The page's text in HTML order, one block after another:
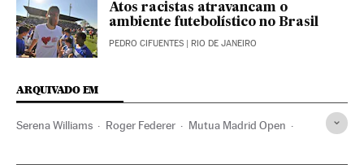
Atos racistas atravancam o
ambiente futebolístico no Brasil
PEDRO CIFUENTES | RIO DE JANEIRO
ARQUIVADO EM
Serena Williams Roger Federer Mutua Madrid Open